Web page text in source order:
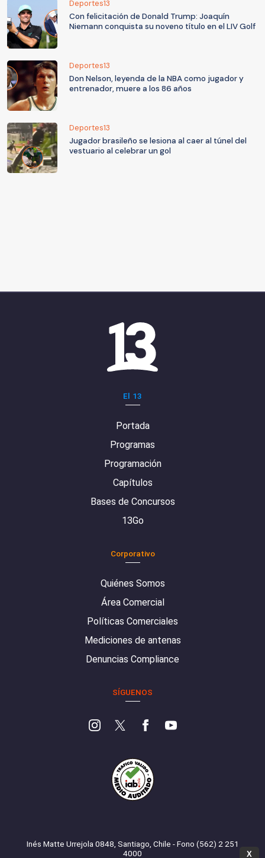
Deportes13
Con felicitación de Donald Trump: Joaquín
Niemann conquista su noveno título en el LIV Golf
Deportes13
Don Nelson, leyenda de la NBA como jugador y
entrenador, muere a los 86 años
Deportes13
Jugador brasileño se lesiona al caer al túnel del
vestuario al celebrar un gol
El 13
Portada
Programas
Programación
Capítulos
Bases de Concursos
13Go
Corporativo
Quiénes Somos
Área Comercial
Políticas Comerciales
Mediciones de antenas
Denuncias Compliance
SÍGUENOS
Inés Matte Urrejola 0848, Santiago, Chile - Fono (562) 2 251
4000
X